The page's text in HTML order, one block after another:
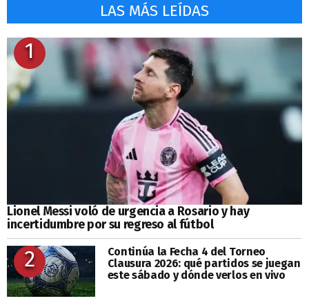
LAS MÁS LEÍDAS
1
Lionel Messi voló de urgencia a Rosario y hay
incertidumbre por su regreso al fútbol
2
Continúa la Fecha 4 del Torneo
Clausura 2026: qué partidos se juegan
este sábado y dónde verlos en vivo